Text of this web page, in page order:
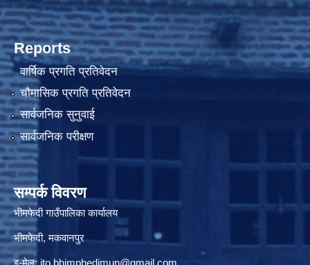
Reports
वार्षिक प्रगति प्रतिवेदन
चौमासिक प्रगति प्रतिवेदन
सार्वजनिक सुनुवाई
सार्वजनिक परीक्षण
सम्पर्क विवरण
भीमफेदी गाउँपालिका कार्यालय
भीमफेदी, मकवानपुर
इ-मेल: ito.bhimphedimun@gmail.com